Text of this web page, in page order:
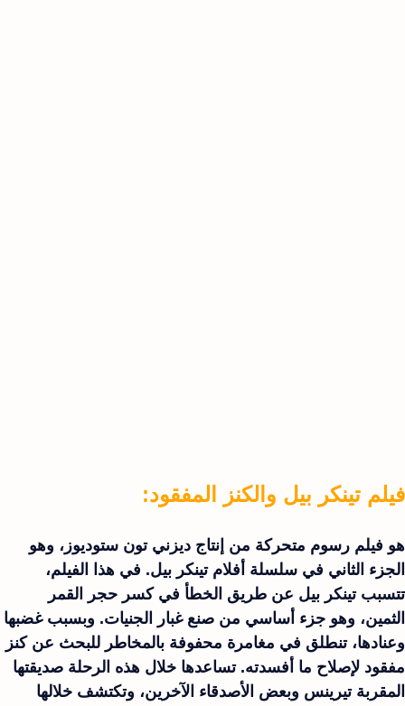
فيلم تينكر بيل والكنز المفقود:
هو فيلم رسوم متحركة من إنتاج ديزني تون ستوديوز، وهو
الجزء الثاني في سلسلة أفلام تينكر بيل. في هذا الفيلم،
تتسبب تينكر بيل عن طريق الخطأ في كسر حجر القمر
الثمين، وهو جزء أساسي من صنع غبار الجنيات. وبسبب غضبها
وعنادها، تنطلق في مغامرة محفوفة بالمخاطر للبحث عن كنز
مفقود لإصلاح ما أفسدته. تساعدها خلال هذه الرحلة صديقتها
المقربة تيرينس وبعض الأصدقاء الآخرين، وتكتشف خلالها